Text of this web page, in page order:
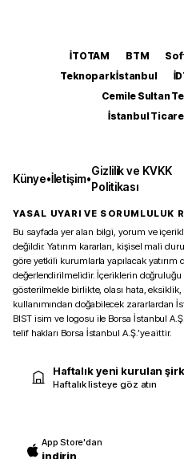
İTOTAM BTM
Teknopark İstanbul
Cemile Sultan
İstanbul
Künye•İletişim•
Gizlilik ve KVKK
Politikası
YASAL UYARI VE SORUMLULUK
Bu sayfada yer alan bilgi, yorum ve
değildir. Yatırım kararları, kişisel mali
göre yetkili kurumlarla yapılacak yatırım
değerlendirilmelidir. İçeriklerin
gösterilmekle birlikte, olası hata,
kullanımından doğabilecek zararlardan
BIST isim ve logosu ile Borsa İstanbul
telif hakları Borsa İstanbul A.Ş.’ye aittir.
Haftalık yeni kurulan
Haftalık listeye göz atın
App Store'dan
indirin